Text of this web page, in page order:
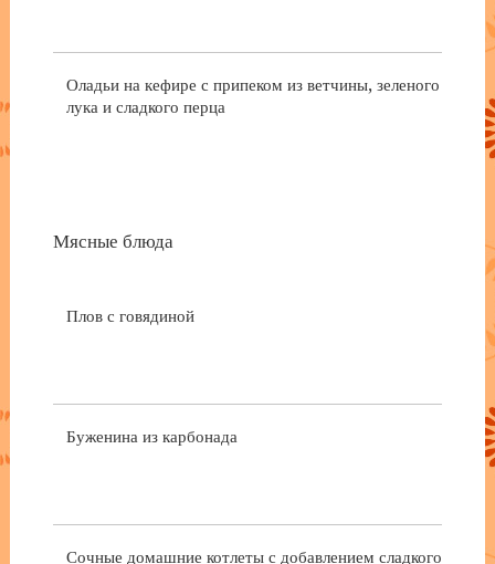
Оладьи на кефире с припеком из ветчины, зеленого
лука и сладкого перца
Мясные блюда
Плов с говядиной
Буженина из карбонада
Сочные домашние котлеты с добавлением сладкого